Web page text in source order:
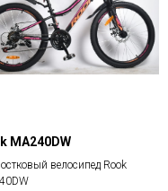
MA240DW
велосипед Rook